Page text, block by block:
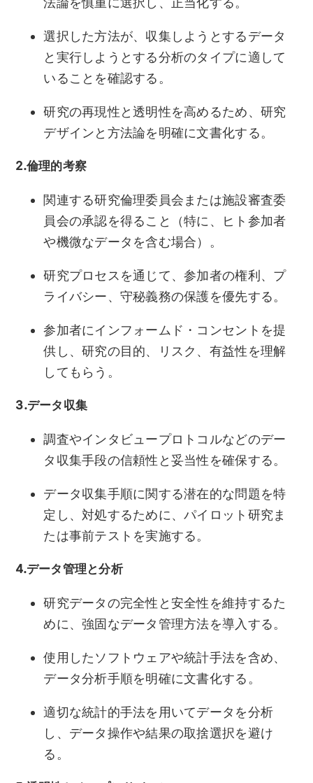
選択した方法が、収集しようとするデータ
と実行しようとする分析のタイプに適して
いることを確認する。
研究の再現性と透明性を高めるため、研究
デザインと方法論を明確に文書化する。
2.倫理的考察
関連する研究倫理委員会または施設審査委
員会の承認を得ること（特に、ヒト参加者
や機微なデータを含む場合）。
研究プロセスを通じて、参加者の権利、プ
ライバシー、守秘義務の保護を優先する。
参加者にインフォームド・コンセントを提
供し、研究の目的、リスク、有益性を理解
してもらう。
3.データ収集
調査やインタビュープロトコルなどのデー
タ収集手段の信頼性と妥当性を確保する。
データ収集手順に関する潜在的な問題を特
定し、対処するために、パイロット研究ま
たは事前テストを実施する。
4.データ管理と分析
研究データの完全性と安全性を維持するた
めに、強固なデータ管理方法を導入する。
使用したソフトウェアや統計手法を含め、
データ分析手順を明確に文書化する。
適切な統計的手法を用いてデータを分析
し、データ操作や結果の取捨選択を避け
る。